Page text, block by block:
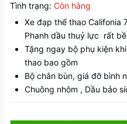
Tình trạng: Còn hàng
Xe đạp thể thao Califonia
Phanh dầu thuỷ lực rất
Tặng ngay bộ phụ kiện
thao bao gồm
Bộ chắn bùn, giá đỡ bình
Chuông nhôm , Dầu bảo